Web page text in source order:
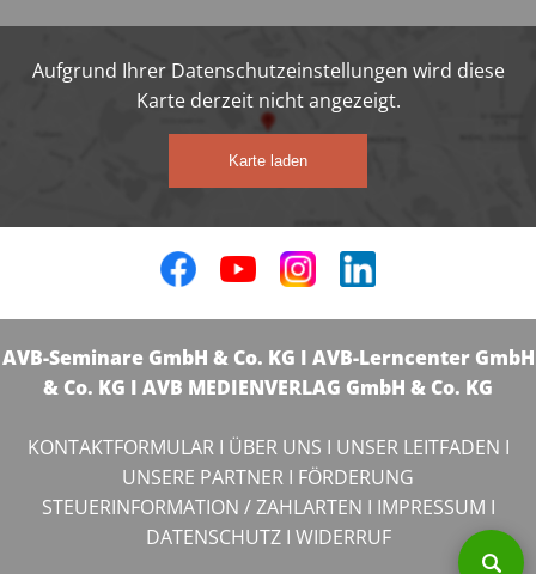
Aufgrund Ihrer Datenschutzeinstellungen wird diese
Karte derzeit nicht angezeigt.
Karte laden
AVB-Seminare GmbH & Co. KG I AVB-Lerncenter GmbH
& Co. KG I AVB MEDIENVERLAG GmbH & Co. KG
KONTAKTFORMULARI ÜBER UNS I UNSER LEITFADEN I
UNSERE PARTNER I FÖRDERUNG
STEUERINFORMATION / ZAHLARTEN I IMPRESSUM I
DATENSCHUTZI WIDERRUF